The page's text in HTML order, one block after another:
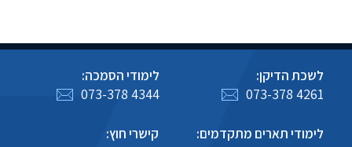
לשכת הדיקן:
073-378 4261
לימודי הסמכה:
073-378 4344
לימודי תארים מתקדמים: קישרי חוץ: